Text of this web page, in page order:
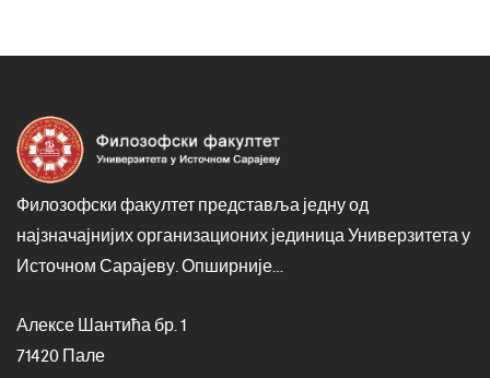
Филозофски факултет представља једну од
најзначајнијих организационих јединица Универзитета у
Источном Сарајеву.Опширније…
Алексе Шантића бр. 1
71420 Пале